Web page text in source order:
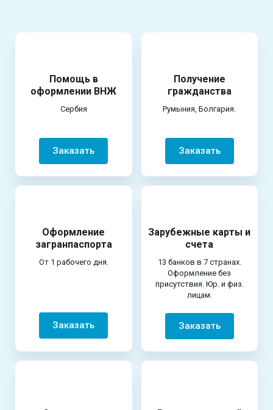
Помощь в
оформлении ВНЖ
Сербия
Заказать
Получение
гражданства
Румыния, Болгария.
Заказать
Оформление
загранпаспорта
От 1 рабочего дня.
Заказать
Зарубежные карты и
счета
13 банков в 7 странах.
Оформление без
присутствия. Юр. и физ.
лицам.
Заказать